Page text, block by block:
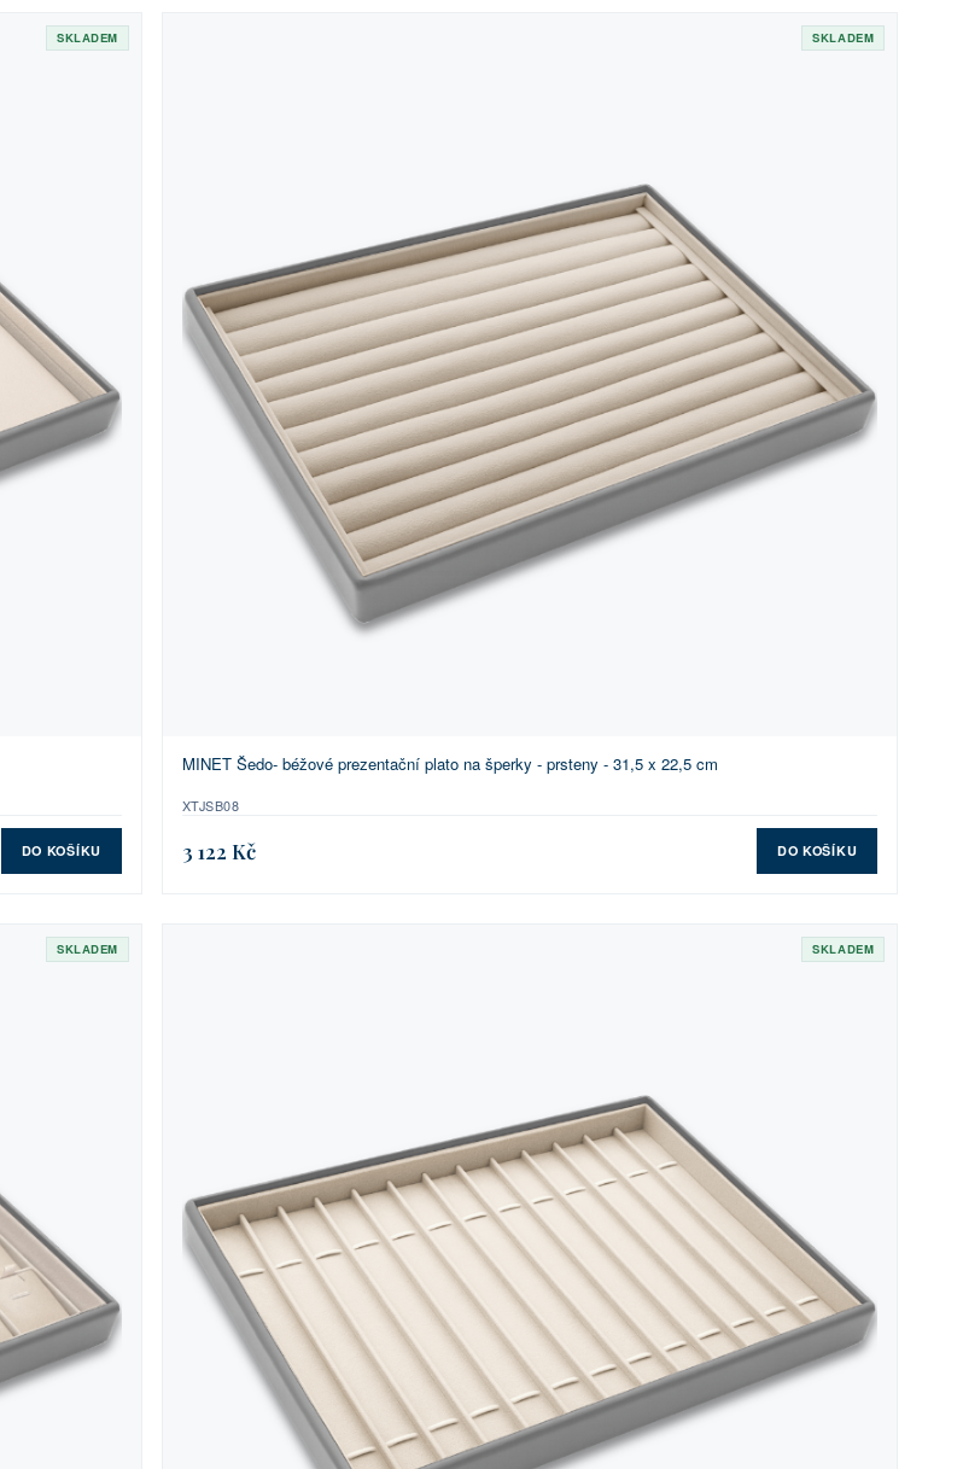
SKLADEM
DO KOŠÍKU
SKLADEM
MINET Šedo- béžové prezentační plato na šperky - prsteny - 31,5 x 22,5 cm
XTJSB08
3 122 Kč DO KOŠÍKU
SKLADEM SKLADEM